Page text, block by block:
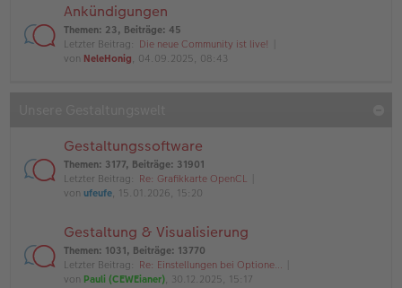
Ankündigungen
Themen: 23, Beiträge: 45
Letzter Beitrag: Die neue Community ist live!
von NeleHonig, 04.09.2025, 08:43
Gestaltungssoftware
Themen: 3177, Beiträge: 31901
Letzter Beitrag: Re: Grafikkarte OpenCL
von ufeufe, 15.01.2026, 15:20
Gestaltung & Visualisierung
Themen: 1031, Beiträge: 13770
Letzter Beitrag: Re: Einstellungen bei Optione…
von Pauli (CEWEianer), 30.12.2025, 15:17